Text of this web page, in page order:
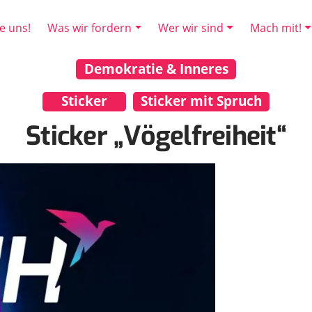
uns! Was wir fordern Wer wir sind Mach mit!
Demokratie & Inneres
Sticker
Sticker mit Spruch
Sticker „Vögelfreiheit“